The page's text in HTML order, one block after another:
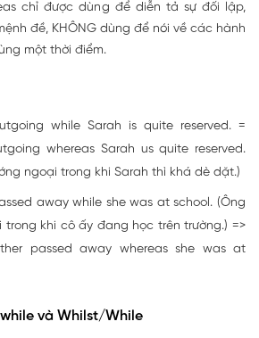
chỉ được dùng để diễn tả sự đối lập,
đề, KHÔNG dùng để nói về các hành
một thời điểm.
while Sarah is quite reserved. =
whereas Sarah us quite reserved.
ngoại trong khi Sarah thì khá dè dặt.)
away while she was at school. (Ông
khi cô ấy đang học trên trường.) =>
passed away whereas she was at
và Whilst/While